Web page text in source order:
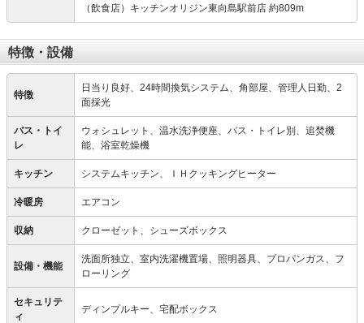
（飲食店）キッチンオリジン東向島駅前店 約809m
特徴・設備
特徴
日当り良好、24時間換気システム、角部屋、管理人日勤、2
面採光
バス・トイ
レ
ウォシュレット、温水洗浄便座、バス・トイレ別、追焚機
能、浴室乾燥機
キッチン システムキッチン、ＩＨクッキングヒーター
冷暖房 エアコン
収納 クローゼット、シューズボックス
設備・機能
洗面所独立、室内洗濯機置場、照明器具、プロパンガス、フ
ローリング
セキュリテ
ィ
ディンプルキー、宅配ボックス